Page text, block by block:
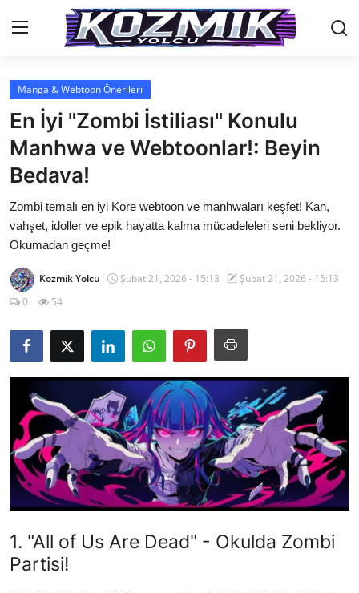
Anasayfa
Genel
İletişim
Anime Önerileri
Kore Dünyası
Anime Karakterleri
Dizi & Film
Testler
Manga & Webtoon Önerileri
En İyi "Zombi İstiliası" Konulu
Manhwa ve Webtoonlar!: Beyin
Bedava!
Zombi temalı en iyi Kore webtoon ve manhwaları keşfet! Kan,
vahşet, idoller ve epik hayatta kalma mücadeleleri seni bekliyor.
Okumadan geçme!
Kozmik Yolcu Şubat 21, 2026 - 15:13
Şubat 21, 2026 - 15:13
0
54
1. "All of Us Are Dead" - Okulda Zombi
Partisi!